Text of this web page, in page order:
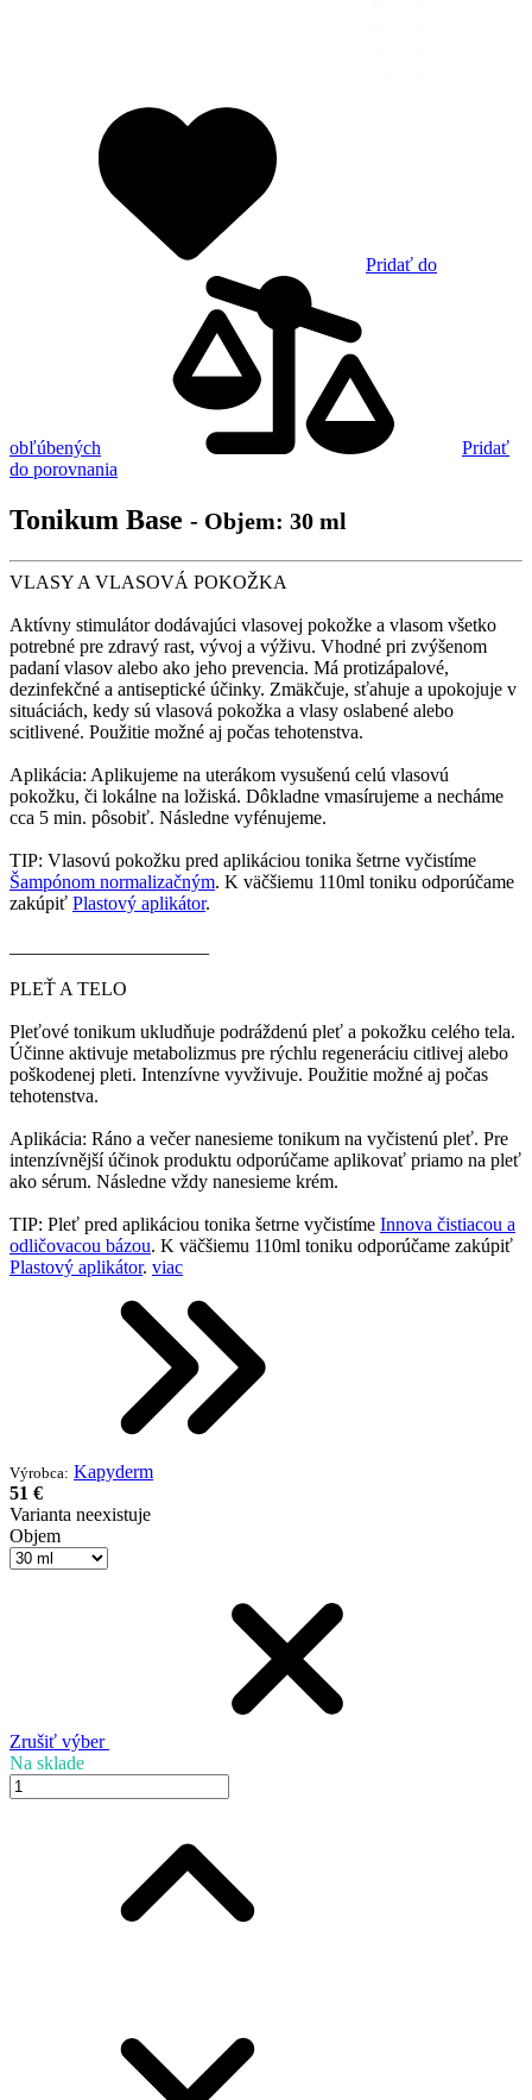
Pridať do
obľúbených
Pridať
do porovnania
Tonikum Base - Objem: 30 ml
VLASY A VLASOVÁ POKOŽKA
Aktívny stimulátor dodávajúci vlasovej pokožke a vlasom všetko
potrebné pre zdravý rast, vývoj a výživu. Vhodné pri zvýšenom
padaní vlasov alebo ako jeho prevencia. Má protizápalové,
dezinfekčné a antiseptické účinky. Zmäkčuje, sťahuje a upokojuje v
situáciách, kedy sú vlasová pokožka a vlasy oslabené alebo
scitlivené. Použitie možné aj počas tehotenstva.
Aplikácia: Aplikujeme na uterákom vysušenú celú vlasovú
pokožku, či lokálne na ložiská. Dôkladne vmasírujeme a necháme
cca 5 min. pôsobiť. Následne vyfénujeme.
TIP: Vlasovú pokožku pred aplikáciou tonika šetrne vyčistíme
Šampónom normalizačným. K väčšiemu 110ml toniku odporúčame
zakúpiť Plastový aplikátor.
PLEŤ A TELO
Pleťové tonikum ukludňuje podráždenú pleť a pokožku celého tela.
Účinne aktivuje metabolizmus pre rýchlu regeneráciu citlivej alebo
poškodenej pleti. Intenzívne vyvživuje. Použitie možné aj počas
tehotenstva.
Aplikácia: Ráno a večer nanesieme tonikum na vyčistenú pleť. Pre
intenzívnější účinok produktu odporúčame aplikovať priamo na pleť
ako sérum. Následne vždy nanesieme krém.
TIP: Pleť pred aplikáciou tonika šetrne vyčistíme Innova čistiacou a
odličovacou bázou. K väčšiemu 110ml toniku odporúčame zakúpiť
Plastový aplikátor. viac
Výrobca: Kapyderm
51 €
Varianta neexistuje
Objem
Zrušiť výber
Na sklade